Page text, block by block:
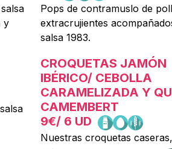
y
Pops de contramuslo de
extracrujientes
salsa 1983.
CROQUETAS JAMÓN
IBÉRICO/ CEBOLLA
CARAMELIZADA Y
CAMEMBERT
9€/ 6 UD
Nuestras croquetas caseras,